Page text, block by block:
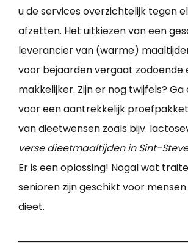
u de services overzichtelijk tegen
afzetten. Het uitkiezen van een
leverancier van (warme)
voor bejaarden vergaat zodoende
makkelijker. Zijn er nog twijfels?
voor een aantrekkelijk
van dieetwensen zoals bijv.
verse dieetmaaltijden in Sint-
Er is een oplossing! Nogal wat
senioren zijn geschikt voor
dieet.